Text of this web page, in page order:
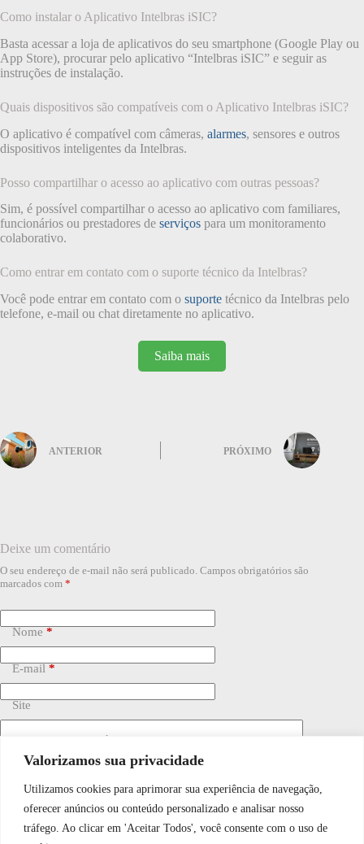
Valorizamos sua privacidade
Utilizamos cookies para aprimorar sua experiência de navegação,
oferecer anúncios ou conteúdo personalizado e analisar nosso
tráfego. Ao clicar em 'Aceitar Todos', você consente com o uso de
Como instalar o Aplicativo Intelbras iSIC?
Basta acessar a loja de aplicativos do seu smartphone (Google Play ou
App Store), procurar pelo aplicativo “Intelbras iSIC” e seguir as
instruções de instalação.
Quais dispositivos são compatíveis com o Aplicativo Intelbras iSIC?
O aplicativo é compatível com câmeras, alarmes, sensores e outros
dispositivos inteligentes da Intelbras.
Posso compartilhar o acesso ao aplicativo com outras pessoas?
Sim, é possível compartilhar o acesso ao aplicativo com familiares,
funcionários ou prestadores de serviços para um monitoramento
colaborativo.
Como entrar em contato com o suporte técnico da Intelbras?
Você pode entrar em contato com o suporte técnico da Intelbras pelo
telefone, e-mail ou chat diretamente no aplicativo.
Saiba mais
ANTERIOR PRÓXIMO
Deixe um comentário
O seu endereço de e-mail não será publicado. Campos obrigatórios são
marcados com *
Nome *
E-mail *
Site
Adicionar comentário
WhatsApp JF Tech